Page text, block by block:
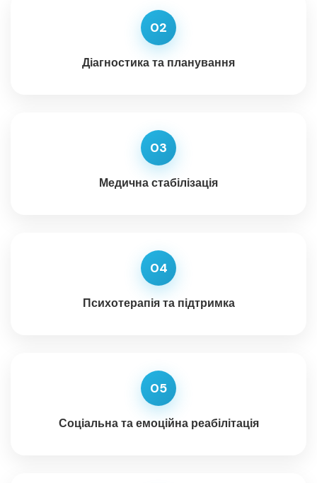
02
Діагностика та планування
03
Медична стабілізація
04
Психотерапія та підтримка
05
Соціальна та емоційна реабілітація